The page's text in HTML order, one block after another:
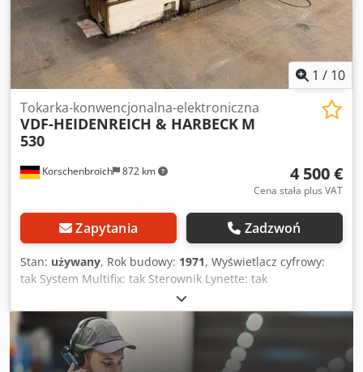
1 / 10
Korschenbroich 872 km
Tokarka-konwencjonalna-elektroniczna
VDF-HEIDENREICH & HARBECK M
530
4 500 €
Cena stała plus VAT
Zapytania Zadzwoń
Stan: używany, Rok budowy: 1971, Wyświetlacz cyfrowy:
tak System Multifix: tak Sterownik Lynette: tak
Dokumentacja: tak Mostek łożyskowy: tak Stan dobry: tak
Rozstaw między koniuszkami: 1800 mm Maksymalna
średnica obrabianego przedmiotu: 530 mm Numer seryjny:
0556 Średnica otworu: 60 mm Waga: 3,3 t Dksdpfx
Aeztfxcjczor